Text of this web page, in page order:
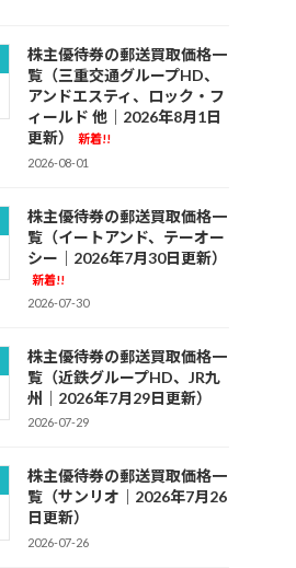
株主優待券の郵送買取価格一
覧（三重交通グループHD、
アンドエスティ、ロック・フ
ィールド 他｜2026年8月1日
更新）
新着!!
2026-08-01
株主優待券の郵送買取価格一
覧（イートアンド、テーオー
シー｜2026年7月30日更新）
新着!!
2026-07-30
株主優待券の郵送買取価格一
覧（近鉄グループHD、JR九
州｜2026年7月29日更新）
2026-07-29
株主優待券の郵送買取価格一
覧（サンリオ｜2026年7月26
日更新）
2026-07-26